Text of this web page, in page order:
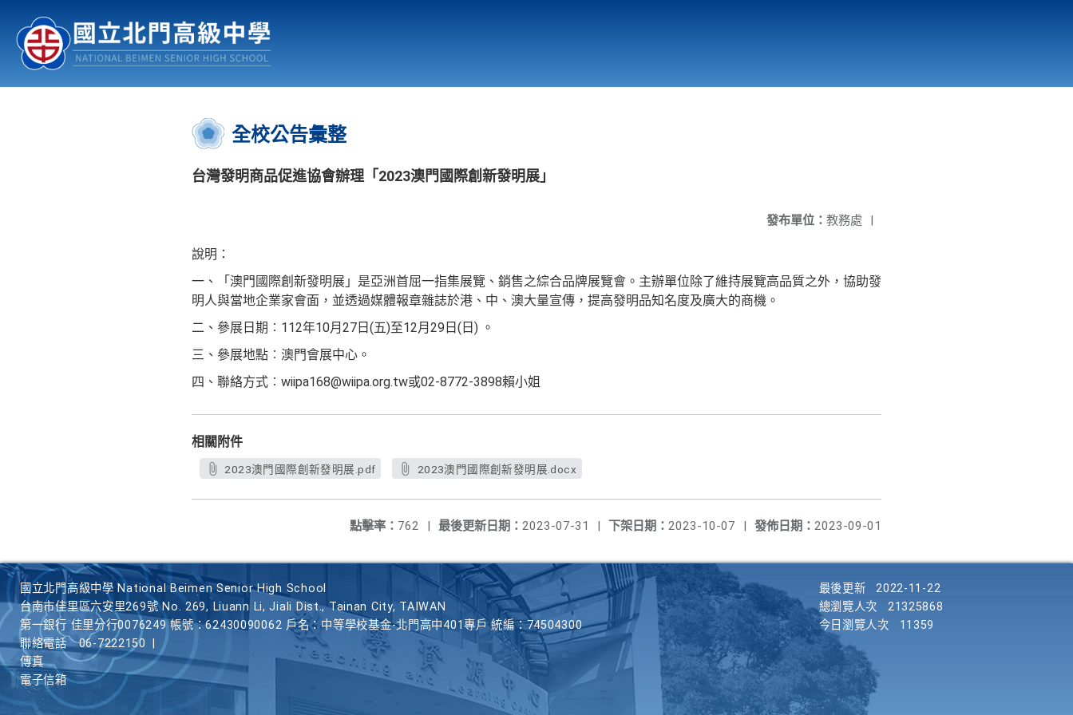
認識北中 行事曆
:::
全校公告彙整
台灣發明商品促進協會辦理「2023澳門國際創新發明展」
發布單位： 教務處 |
說明：
一、「澳門國際創新發明展」是亞洲首屈一指集展覽、銷售之綜合品牌展覽會。主辦單位除了維持展覽高品質之外，協助發
明人與當地企業家會面，並透過媒體報章雜誌於港、中、澳大量宣傳，提高發明品知名度及廣大的商機。
二、參展日期︰112年10月27日(五)至12月29日(日) 。
三、參展地點︰澳門會展中心。
四、聯絡方式︰wiipa168@wiipa.org.tw或02-8772-3898賴小姐
相關附件
2023澳門國際創新發明展.pdf 2023澳門國際創新發明展.docx
發佈日期： 2023-09-01
下架日期： 2023-10-07 |
最後更新日期： 2023-07-31 |
點擊率： 762 |
國立北門高級中學 National Beimen Senior High School
台南市佳里區六安里269號 No. 269, Liuann Li, Jiali Dist., Tainan City, TAIWAN
第一銀行 佳里分行0076249 帳號：62430090062 戶名：中等學校基金-北門高中401專戶 統編：74504300
聯絡電話
06-7222150
傳真
電子信箱
最後更新
2022-11-22
總瀏覽人次
21325868
今日瀏覽人次
11359